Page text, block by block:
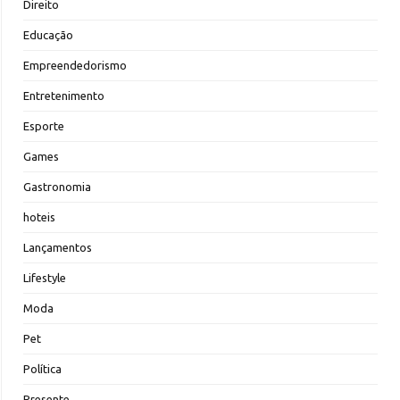
Direito
Educação
Empreendedorismo
Entretenimento
Esporte
Games
Gastronomia
hoteis
Lançamentos
Lifestyle
Moda
Pet
Política